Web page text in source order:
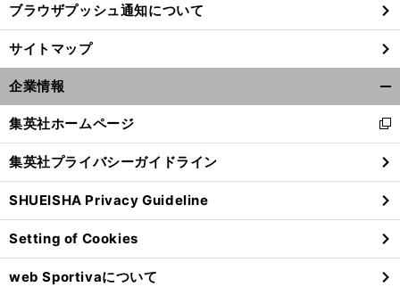
ブラウザプッシュ通知について
サイトマップ
企業情報
閉
る
集英社ホームページ
新
し
い
ウ
ィ
ン
ド
ウ
で
集英社プライバシーガイドライン
SHUEISHA Privacy Guideline
Setting of Cookies
web Sportivaについて